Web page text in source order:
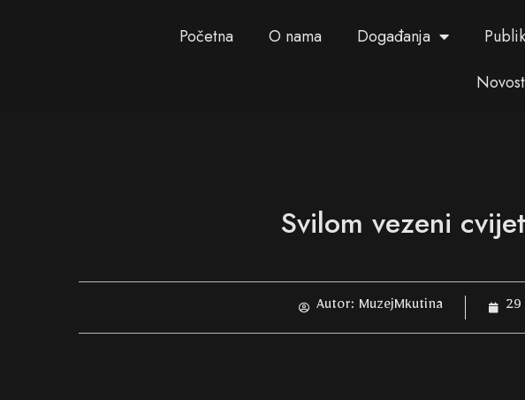
Početna O nama Događanja
Svilom vezeni
Autor: MuzejMkutina 29